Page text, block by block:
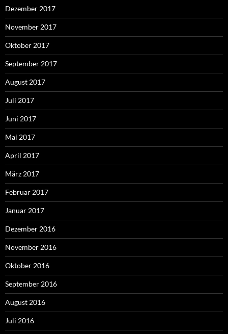
Dezember 2017
November 2017
Oktober 2017
September 2017
August 2017
Juli 2017
Juni 2017
Mai 2017
April 2017
März 2017
Februar 2017
Januar 2017
Dezember 2016
November 2016
Oktober 2016
September 2016
August 2016
Juli 2016